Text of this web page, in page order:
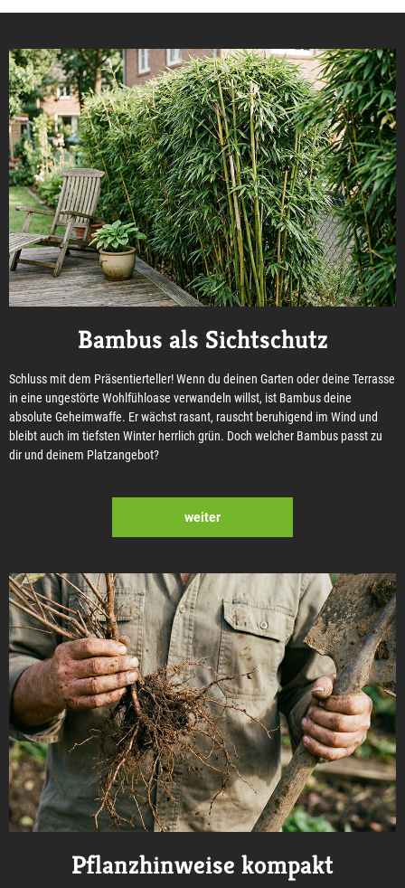
Bambus als Sichtschutz
Schluss mit dem Präsentierteller! Wenn du deinen Garten oder deine Terrasse
in eine ungestörte Wohlfühloase verwandeln willst, ist Bambus deine
absolute Geheimwaffe. Er wächst rasant, rauscht beruhigend im Wind und
bleibt auch im tiefsten Winter herrlich grün. Doch welcher Bambus passt zu
dir und deinem Platzangebot?
weiter
Pflanzhinweise kompakt